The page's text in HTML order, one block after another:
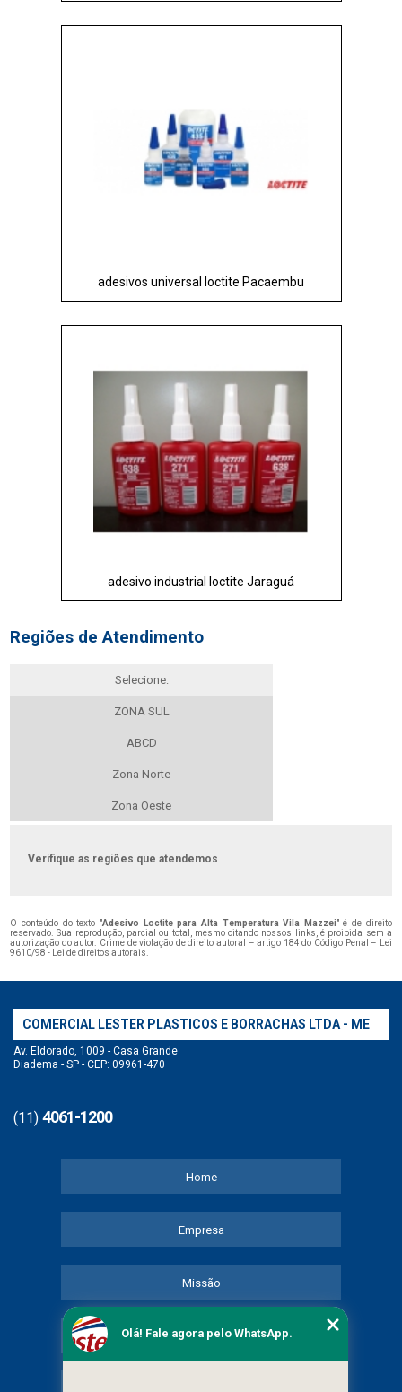
adesivos universal loctite Pacaembu
adesivo industrial loctite Jaraguá
Regiões de Atendimento
Selecione:
ZONA SUL
ABCD
Zona Norte
Zona Oeste
Verifique as regiões que atendemos
O conteúdo do texto "Adesivo Loctite para Alta Temperatura Vila Mazzei" é de direito
reservado. Sua reprodução, parcial ou total, mesmo citando nossos links, é proibida sem a
autorização do autor. Crime de violação de direito autoral – artigo 184 do Código Penal – Lei
9610/98 - Lei de direitos autorais.
COMERCIAL LESTER PLASTICOS E BORRACHAS LTDA - ME
Av. Eldorado, 1009 - Casa Grande
Diadema - SP - CEP: 09961-470
(11) 4061-1200
Home
Empresa
Missão
Serviços
Olá! Fale agora pelo WhatsApp.